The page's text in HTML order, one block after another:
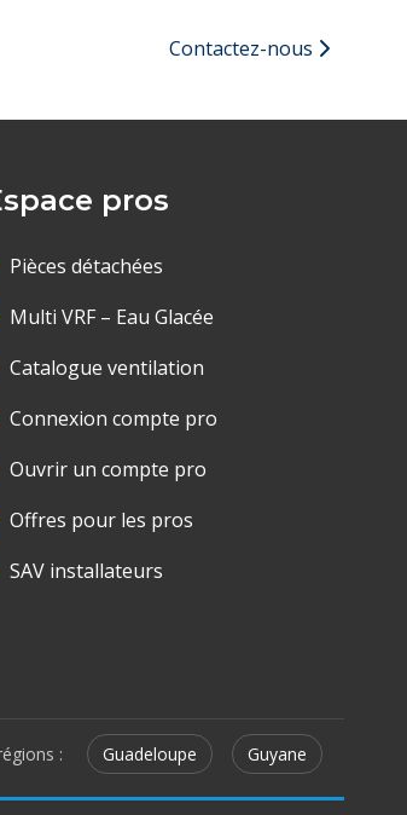
Contactez-nous
pros
Pièces détachées
Multi VRF – Eau Glacée
Catalogue ventilation
Connexion compte pro
Ouvrir un compte pro
Offres pour les pros
SAV installateurs
: Guadeloupe Guyane